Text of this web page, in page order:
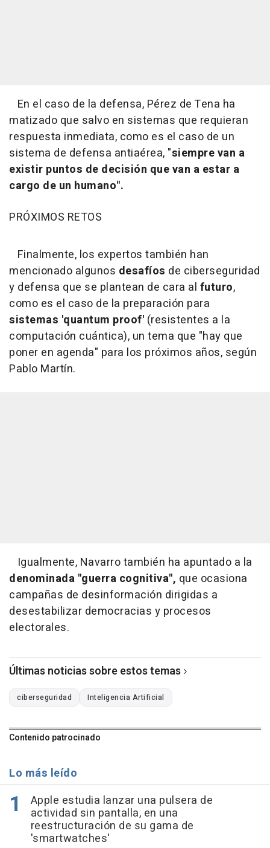
En el caso de la defensa, Pérez de Tena ha
matizado que salvo en sistemas que requieran
respuesta inmediata, como es el caso de un
sistema de defensa antiaérea, "siempre van a
existir puntos de decisión que van a estar a
cargo de un humano".
PRÓXIMOS RETOS
Finalmente, los expertos también han
mencionado algunos desafíos de ciberseguridad
y defensa que se plantean de cara al futuro,
como es el caso de la preparación para
sistemas 'quantum proof' (resistentes a la
computación cuántica), un tema que "hay que
poner en agenda" para los próximos años, según
Pablo Martín.
Igualmente, Navarro también ha apuntado a la
denominada "guerra cognitiva", que ocasiona
campañas de desinformación dirigidas a
desestabilizar democracias y procesos
electorales.
Últimas noticias sobre estos temas
ciberseguridad Inteligencia Artificial
Contenido patrocinado
Lo más leído
Apple estudia lanzar una pulsera de
actividad sin pantalla, en una
reestructuración de su gama de
'smartwatches'